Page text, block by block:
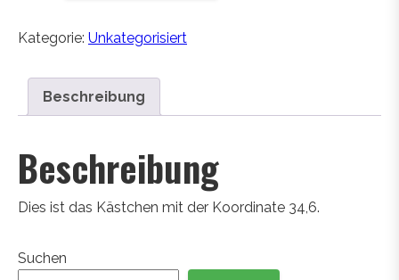
Kategorie: Unkategorisiert
Beschreibung
Beschreibung
Dies ist das Kästchen mit der Koordinate 34,6.
Suchen